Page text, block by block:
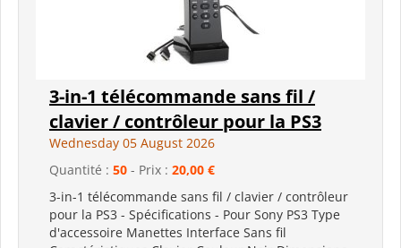
3-in-1 télécommande sans fil /
clavier / contrôleur pour la PS3
Wednesday 05 August 2026
Quantité : 50 - Prix : 20,00 €
3-in-1 télécommande sans fil / clavier / contrôleur
pour la PS3 - Spécifications - Pour Sony PS3 Type
d'accessoire Manettes Interface Sans fil